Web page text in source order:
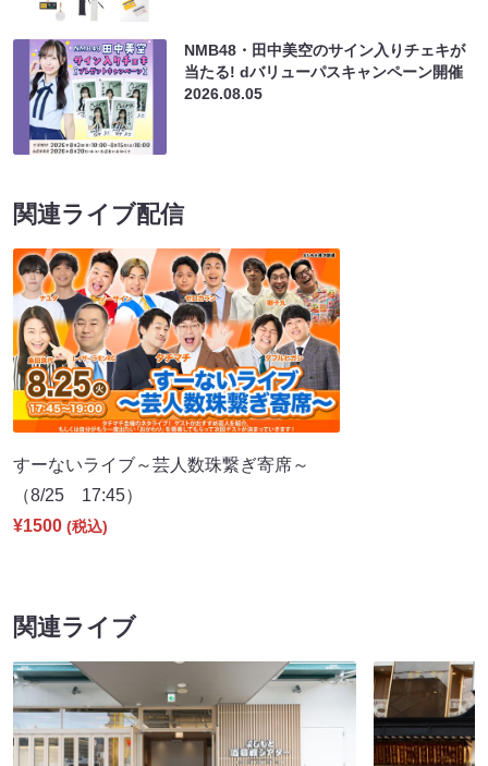
NMB48・田中美空のサイン入りチェキが
当たる! dバリューパスキャンペーン開催
2026.08.05
関連ライブ配信
すーないライブ～芸人数珠繋ぎ寄席～
（8/25 17:45）
¥1500 (税込)
関連ライブ